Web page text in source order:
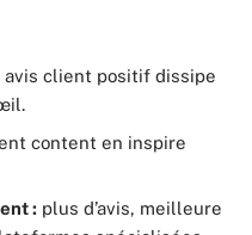
avis client positif dissipe
content en inspire
: plus d’avis, meilleure